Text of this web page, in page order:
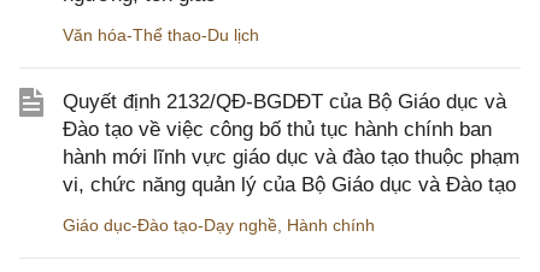
Văn hóa-Thể thao-Du lịch
Quyết định 2132/QĐ-BGDĐT của Bộ Giáo dục và
Đào tạo về việc công bố thủ tục hành chính ban
hành mới lĩnh vực giáo dục và đào tạo thuộc phạm
vi, chức năng quản lý của Bộ Giáo dục và Đào tạo
Giáo dục-Đào tạo-Dạy nghề, Hành chính